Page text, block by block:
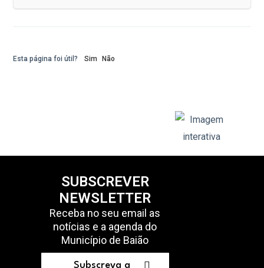
Esta página foi útil? Sim Não
SUBSCREVER
NEWSLETTER
Receba no seu email as
notícias e a agenda do
Município de Baião
Subscreva a